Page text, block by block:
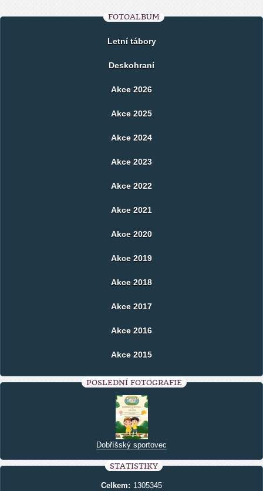
FOTOALBUM
Letní tábory
Deskohraní
Akce 2026
Akce 2025
Akce 2024
Akce 2023
Akce 2022
Akce 2021
Akce 2020
Akce 2019
Akce 2018
Akce 2017
Akce 2016
Akce 2015
POSLEDNÍ FOTOGRAFIE
Dobříšský sportovec
STATISTIKY
Celkem: 1305345